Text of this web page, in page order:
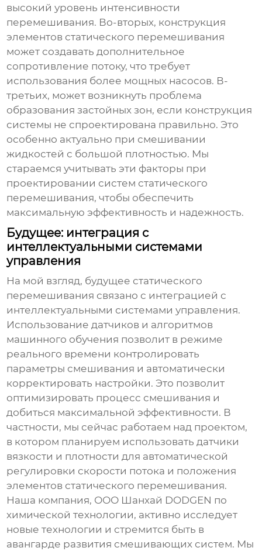
высокий уровень интенсивности
перемешивания. Во-вторых, конструкция
элементов статического перемешивания
может создавать дополнительное
сопротивление потоку, что требует
использования более мощных насосов. В-
третьих, может возникнуть проблема
образования застойных зон, если конструкция
системы не спроектирована правильно. Это
особенно актуально при смешивании
жидкостей с большой плотностью. Мы
стараемся учитывать эти факторы при
проектировании систем статического
перемешивания, чтобы обеспечить
максимальную эффективность и надежность.
Будущее: интеграция с
интеллектуальными системами
управления
На мой взгляд, будущее статического
перемешивания связано с интеграцией с
интеллектуальными системами управления.
Использование датчиков и алгоритмов
машинного обучения позволит в режиме
реального времени контролировать
параметры смешивания и автоматически
корректировать настройки. Это позволит
оптимизировать процесс смешивания и
добиться максимальной эффективности. В
частности, мы сейчас работаем над проектом,
в котором планируем использовать датчики
вязкости и плотности для автоматической
регулировки скорости потока и положения
элементов статического перемешивания.
Наша компания, ООО Шанхай DODGEN по
химической технологии, активно исследует
новые технологии и стремится быть в
авангарде развития смешивающих систем. Мы